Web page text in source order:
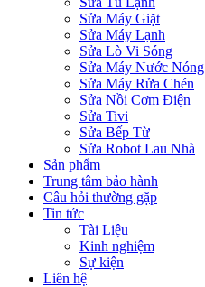
Sửa Máy Giặt
Sửa Máy Lạnh
Sửa Lò Vi Sóng
Sửa Máy Nước Nóng
Sửa Máy Rửa Chén
Sửa Nồi Cơm Điện
Sửa Tivi
Sửa Bếp Từ
Sửa Robot Lau Nhà
Sản phẩm
Trung tâm bảo hành
Câu hỏi thường gặp
Tin tức
Tài Liệu
Kinh nghiệm
Sự kiện
Liên hệ